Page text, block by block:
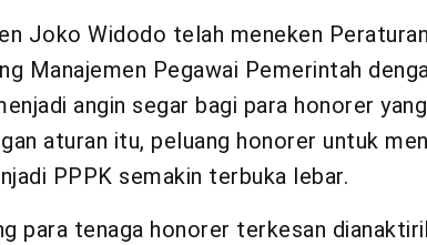
Joko Widodo telah meneken
Manajemen Pegawai Pemerintah
angin segar bagi para honorer
aturan itu, peluang honorer untuk
PPPK semakin terbuka lebar.
para tenaga honorer terkesan